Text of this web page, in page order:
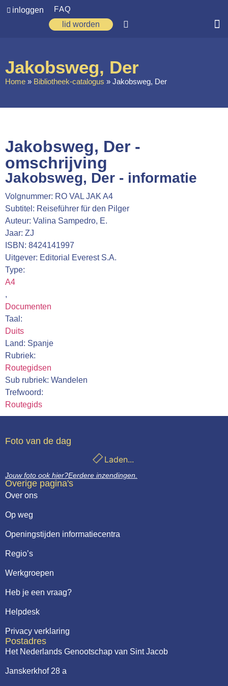
inloggen
FAQ
lid worden
Zoeken
Ervaringen
Regio’s
Nieuws
Agenda
Webshop
Contact
Jakobsweg, Der
Home » Bibliotheek-catalogus » Jakobsweg, Der
Jakobsweg, Der -
omschrijving
Jakobsweg, Der - informatie
Volgnummer: RO VAL JAK A4
Subtitel: Reiseführer für den Pilger
Auteur: Valina Sampedro, E.
Jaar: ZJ
ISBN: 8424141997
Uitgever: Editorial Everest S.A.
Type:
A4
,
Documenten
Taal:
Duits
Land: Spanje
Rubriek:
Routegidsen
Sub rubriek: Wandelen
Trefwoord:
Routegids
Foto van de dag
Laden...
Jouw foto ook hier?Eerdere inzendingen.
Overige pagina's
Over ons
Op weg
Openingstijden informatiecentra
Regio’s
Werkgroepen
Heb je een vraag?
Helpdesk
Privacy verklaring
Postadres
Het Nederlands Genootschap van Sint Jacob
Janskerkhof 28 a